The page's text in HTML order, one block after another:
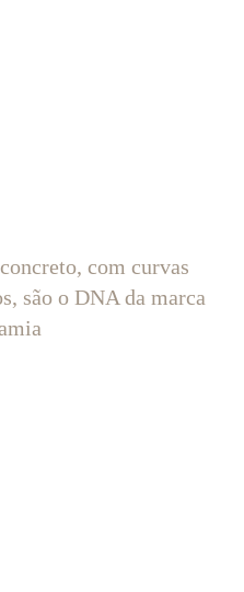
com curvas
são o DNA da marca